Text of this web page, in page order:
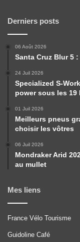
Derniers posts
06 Août 2026
Santa Cruz Blur 5
24 Juil 2026
Specialized S-
power sous les 19
01 Juil 2026
Meilleurs pneus
choisir les vôtres
06 Juil 2026
Mondraker Arid
au mullet
Mes liens
France Vélo Tourisme
Guidoline Café